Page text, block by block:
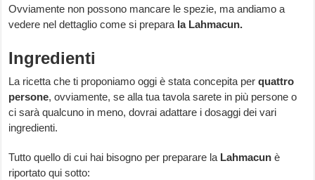
Ovviamente non possono mancare le spezie, ma andiamo a
vedere nel dettaglio come si prepara la Lahmacun.
Ingredienti
La ricetta che ti proponiamo oggi è stata concepita perquattro
persone, ovviamente, se alla tua tavola sarete in più persone o
ci sarà qualcuno in meno, dovrai adattare i dosaggi dei vari
ingredienti.
Tutto quello di cui hai bisogno per preparare la Lahmacun è
riportato qui sotto: